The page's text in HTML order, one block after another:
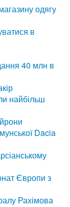
одягу
в
40 млн в
найбільш
Dacia
Європи з
Рахімова